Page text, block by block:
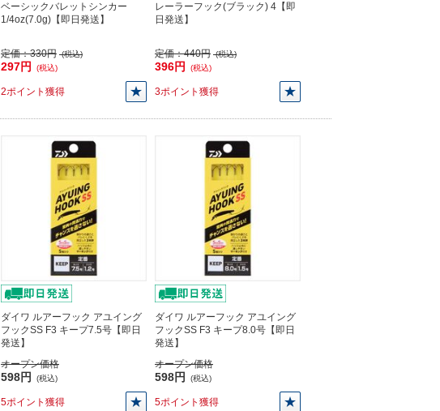
ベーシックバレットシンカー
1/4oz(7.0g)【即日発送】
定価：330円 (税込)
297円 (税込)
2ポイント獲得
レーラーフック(ブラック) 4【即
日発送】
定価：440円 (税込)
396円 (税込)
3ポイント獲得
ダイワ ルアーフック アユイング
フックSS F3 キープ7.5号【即日
発送】
オープン価格
598円 (税込)
5ポイント獲得
ダイワ ルアーフック アユイング
フックSS F3 キープ8.0号【即日
発送】
オープン価格
598円 (税込)
5ポイント獲得